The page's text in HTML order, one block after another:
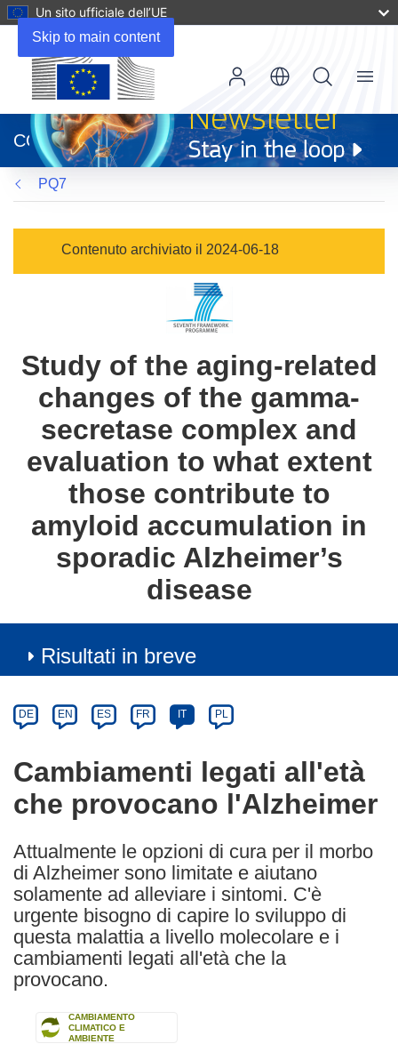
Skip to main content
Un sito ufficiale dell’UE
apre
in
una
nuova
finestra)
CORDIS
Menu
PQ7
Contenuto archiviato il 2024-06-18
Study of the aging-related
changes of the gamma-
secretase complex and
evaluation to what extent
those contribute to
amyloid accumulation in
sporadic Alzheimer’s
disease
Risultati in breve
Category
Article
available
the
following
languages:
DE EN ES FR IT PL
Cambiamenti legati all'età
che provocano l'Alzheimer
Attualmente le opzioni di cura per il morbo
di Alzheimer sono limitate e aiutano
solamente ad alleviare i sintomi. C'è
urgente bisogno di capire lo sviluppo di
questa malattia a livello molecolare e i
cambiamenti legati all'età che la
provocano.
CAMBIAMENTO
CLIMATICO E
AMBIENTE